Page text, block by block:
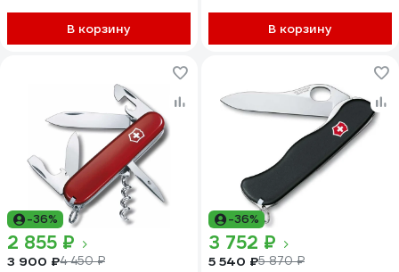
В корзину В корзину
-36%
2 855 ₽
3 900 ₽4 450 ₽
-36%
3 752 ₽
5 540 ₽5 870 ₽